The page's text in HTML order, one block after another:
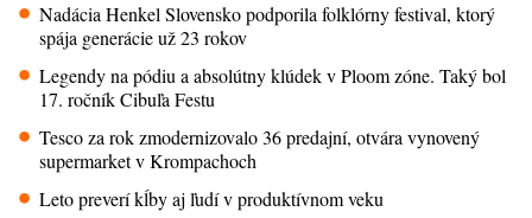
Nadácia Henkel Slovensko podporila folklórny festival, ktorý
spája generácie už 23 rokov
Legendy na pódiu a absolútny klúdek v Ploom zóne. Taký bol
17. ročník Cibuľa Festu
Tesco za rok zmodernizovalo 36 predajní, otvára vynovený
supermarket v Krompachoch
Leto preverí kĺby aj ľudí v produktívnom veku